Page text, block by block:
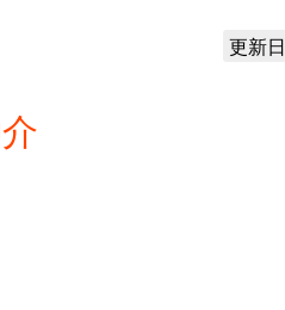
更新日